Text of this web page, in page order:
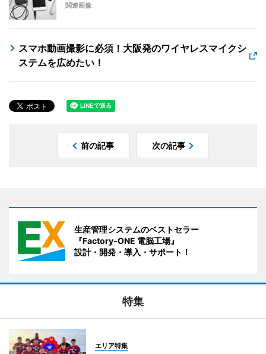
関連画像
スマホ動画撮影に必須！大阪発のワイヤレスマイクシ
ステムを広めたい！
前の記事 次の記事
生産管理システムのベストセラー
『Factory-ONE 電脳工場』
設計・開発・導入・サポート！
特集
エリア特集